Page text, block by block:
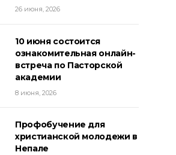
26 июня, 2026
10 июня состоится
ознакомительная онлайн-
встреча по Пасторской
академии
8 июня, 2026
Профобучение для
христианской молодежи в
Непале